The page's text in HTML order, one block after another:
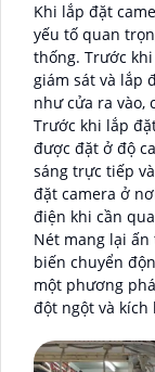
Khi lắp đặt
yếu tố quan
thống. Trước
giám sát và lắp
như cửa ra vào,
Trước khi lắp
được đặt ở độ
sáng trực tiếp
đặt camera ở
điện khi cần
Nét mang lại
biến chuyển
một phương
đột ngột và kích